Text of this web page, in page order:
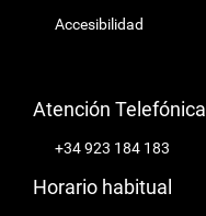
Accesibilidad
Atención Telefónica
+34 923 184 183
Horario habitual